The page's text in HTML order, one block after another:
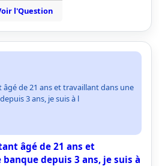
l'Question
de 21 ans et travaillant dans une
3 ans, je suis à l
âgé de 21 ans et
depuis 3 ans, je suis à